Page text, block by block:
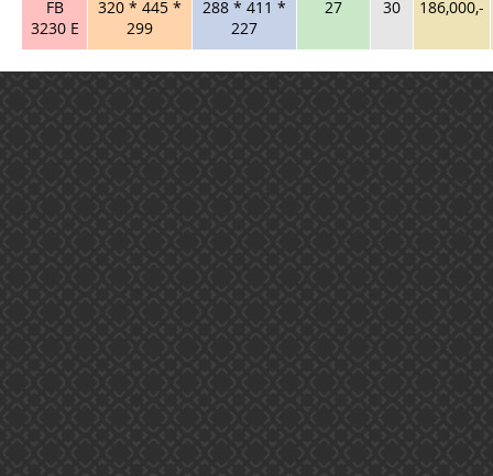
FB
3230 E
320 * 445 *
299
288 * 411 *
227
27 30 186,000,-